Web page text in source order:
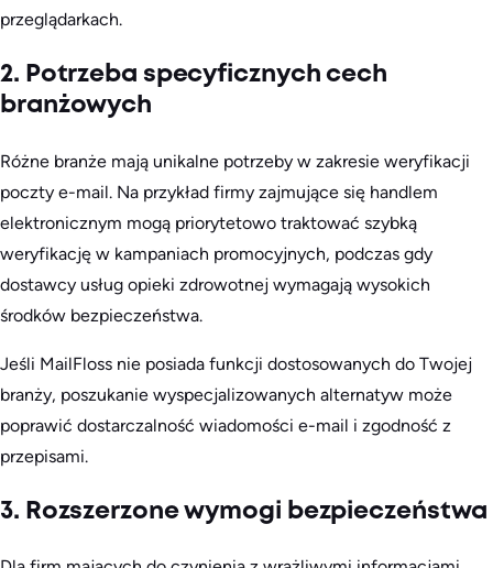
przeglądarkach.
2. Potrzeba specyficznych cech
branżowych
Różne branże mają unikalne potrzeby w zakresie weryfikacji
poczty e-mail. Na przykład firmy zajmujące się handlem
elektronicznym mogą priorytetowo traktować szybką
weryfikację w kampaniach promocyjnych, podczas gdy
dostawcy usług opieki zdrowotnej wymagają wysokich
środków bezpieczeństwa.
Jeśli MailFloss nie posiada funkcji dostosowanych do Twojej
branży, poszukanie wyspecjalizowanych alternatyw może
poprawić dostarczalność wiadomości e-mail i zgodność z
przepisami.
3. Rozszerzone wymogi bezpieczeństwa